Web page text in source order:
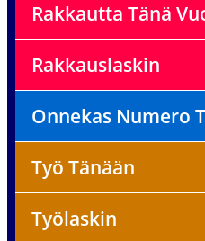
Rakkautta Tänä
Rakkauslaskin
Onnekas Numero
Työ Tänään
Työlaskin